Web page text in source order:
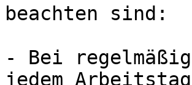
beachten sind:
- Bei
jedem